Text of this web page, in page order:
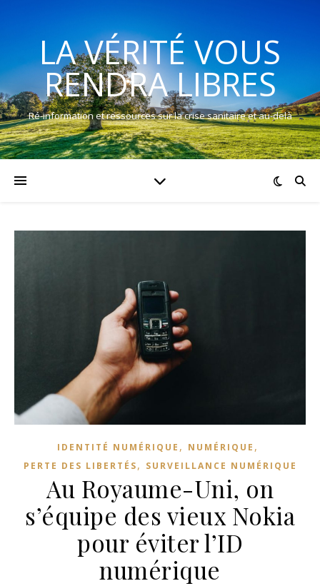
LA VÉRITÉ VOUS
RENDRA LIBRES
Ré-information et ressources sur la crise sanitaire et au-delà
IDENTITÉ NUMÉRIQUE , NUMÉRIQUE ,
PERTE DES LIBERTÉS, SURVEILLANCE NUMÉRIQUE
Au Royaume-Uni, on
s’équipe des vieux Nokia
pour éviter l’ID
numérique